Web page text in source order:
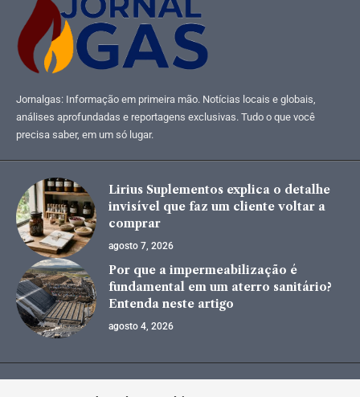
Jornalgas: Informação em primeira mão. Notícias locais e globais,
análises aprofundadas e reportagens exclusivas. Tudo o que você
precisa saber, em um só lugar.
Lirius Suplementos explica o detalhe
invisível que faz um cliente voltar a
comprar
agosto 7, 2026
Por que a impermeabilização é
fundamental em um aterro sanitário?
Entenda neste artigo
agosto 4, 2026